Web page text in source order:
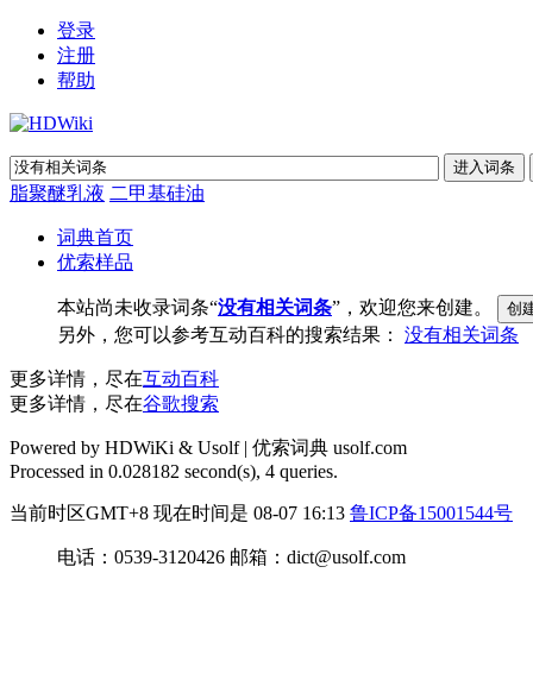
登录
注册
帮助
脂聚醚乳液 二甲基硅油
词典首页
优索样品
本站尚未收录词条“没有相关词条”，欢迎您来创建。
另外，您可以参考互动百科的搜索结果： 没有相关词条
更多详情，尽在互动百科
更多详情，尽在谷歌搜索
Powered by HDWiKi & Usolf | 优索词典 usolf.com
Processed in 0.028182 second(s), 4 queries.
当前时区GMT+8 现在时间是 08-07 16:13 鲁ICP备15001544号
电话：0539-3120426 邮箱：dict@usolf.com